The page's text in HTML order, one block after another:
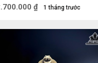
1 tháng trước
₫